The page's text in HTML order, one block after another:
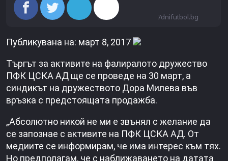
7dnifutbol.bg
Публикувана на: март 8, 2017
Търгът за активите на фалиралото дружество
ПФК ЦСКА АД ще се проведе на 30 март, а
синдикът на дружеството Дора Милева във
връзка с предстоящата продажба.
„Абсолютно никой не ми е звънял с желание да
се запознае с активите на ПФК ЦСКА АД. От
медиите се информирам, че има интерес към тях.
Но предполагам, че с наближаването на датата